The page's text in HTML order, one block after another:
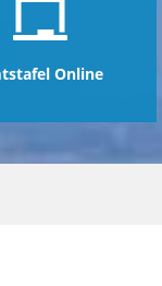
Online